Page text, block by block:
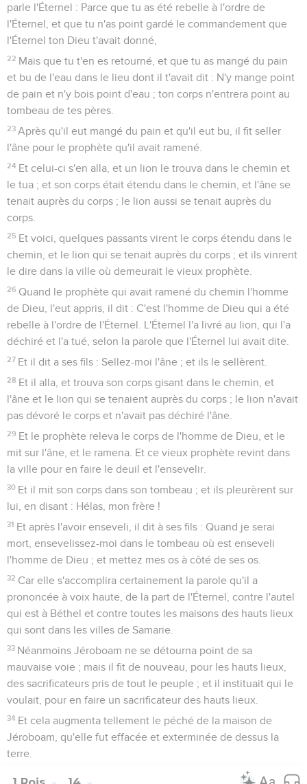
parle l'Éternel : Parce que tu as été rebelle à l'ordre de
l'Éternel, et que tu n'as point gardé le commandement que
l'Éternel ton Dieu t'avait donné,
22 Mais que tu t'en es retourné, et que tu as mangé du pain
et bu de l'eau dans le lieu dont il t'avait dit : N'y mange point
de pain et n'y bois point d'eau ; ton corps n'entrera point au
tombeau de tes pères.
23 Après qu'il eut mangé du pain et qu'il eut bu, il fit seller
l'âne pour le prophète qu'il avait ramené.
24 Et celui-ci s'en alla, et un lion le trouva dans le chemin et
le tua ; et son corps était étendu dans le chemin, et l'âne se
tenait auprès du corps ; le lion aussi se tenait auprès du
corps.
25 Et voici, quelques passants virent le corps étendu dans le
chemin, et le lion qui se tenait auprès du corps ; et ils vinrent
le dire dans la ville où demeurait le vieux prophète.
26 Quand le prophète qui avait ramené du chemin l'homme
de Dieu, l'eut appris, il dit : C'est l'homme de Dieu qui a été
rebelle à l'ordre de l'Éternel. L'Éternel l'a livré au lion, qui l'a
déchiré et l'a tué, selon la parole que l'Éternel lui avait dite.
27 Et il dit a ses fils : Sellez-moi l'âne ; et ils le sellèrent.
28 Et il alla, et trouva son corps gisant dans le chemin, et
l'âne et le lion qui se tenaient auprès du corps ; le lion n'avait
pas dévoré le corps et n'avait pas déchiré l'âne.
29 Et le prophète releva le corps de l'homme de Dieu, et le
mit sur l'âne, et le ramena. Et ce vieux prophète revint dans
la ville pour en faire le deuil et l'ensevelir.
30 Et il mit son corps dans son tombeau ; et ils pleurèrent sur
lui, en disant : Hélas, mon frère !
31 Et après l'avoir enseveli, il dit à ses fils : Quand je serai
mort, ensevelissez-moi dans le tombeau où est enseveli
l'homme de Dieu ; et mettez mes os à côté de ses os.
32 Car elle s'accomplira certainement la parole qu'il a
prononcée à voix haute, de la part de l'Éternel, contre l'autel
qui est à Béthel et contre toutes les maisons des hauts lieux
qui sont dans les villes de Samarie.
33 Néanmoins Jéroboam ne se détourna point de sa
mauvaise voie ; mais il fit de nouveau, pour les hauts lieux,
des sacrificateurs pris de tout le peuple ; et il instituait qui le
voulait, pour en faire un sacrificateur des hauts lieux.
34 Et cela augmenta tellement le péché de la maison de
Jéroboam, qu'elle fut effacée et exterminée de dessus la
terre.